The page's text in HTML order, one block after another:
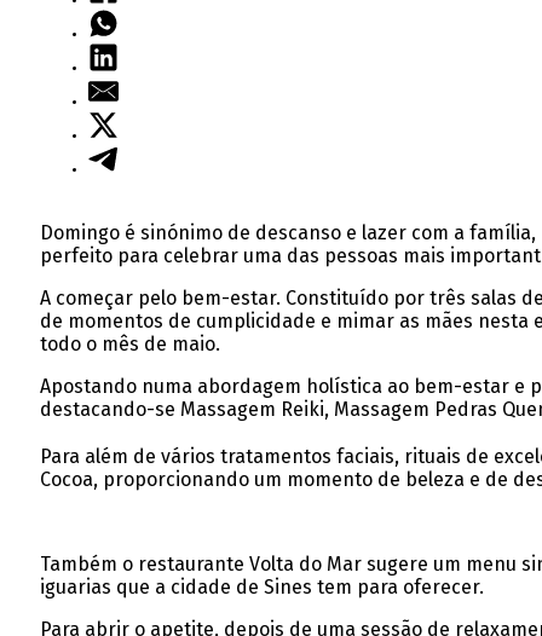
Domingo é sinónimo de descanso e lazer com a
perfeito para celebrar uma das pessoas mais
A começar pelo bem-estar. Constituído por três salas
de momentos de cumplicidade e mimar as mães nesta
todo o mês de maio.
Apostando numa abordagem holística ao bem-estar e
destacando-se Massagem Reiki, Massagem Pedras
Para além de vários tratamentos faciais, rituais de
Cocoa, proporcionando um momento de beleza e de
Também o restaurante Volta do Mar sugere um menu
iguarias que a cidade de Sines tem para oferecer.
Para abrir o apetite, depois de uma sessão de